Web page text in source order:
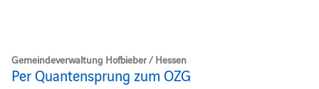
Gemeindeverwaltung Hofbieber / Hessen
Per Quantensprung zum OZG